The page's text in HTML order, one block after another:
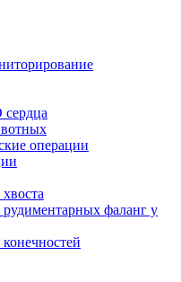
операции
фаланг у